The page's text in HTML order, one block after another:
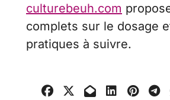
culturebeuh.com
complets sur le dosage
pratiques à suivre.